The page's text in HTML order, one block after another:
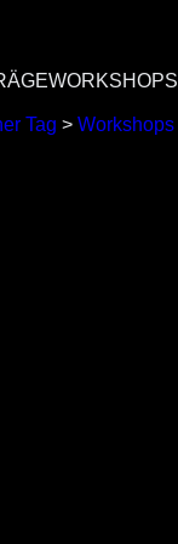
WORKSHOPS
Tag > Workshops